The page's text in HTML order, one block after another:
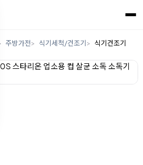
주방가전 식기세척/건조기 식기건조기